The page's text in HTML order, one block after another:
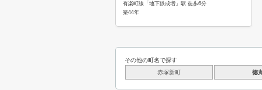
有楽町線「地下鉄成増」駅 徒歩6分
築44年
その他の町名で探す
赤塚新町
徳